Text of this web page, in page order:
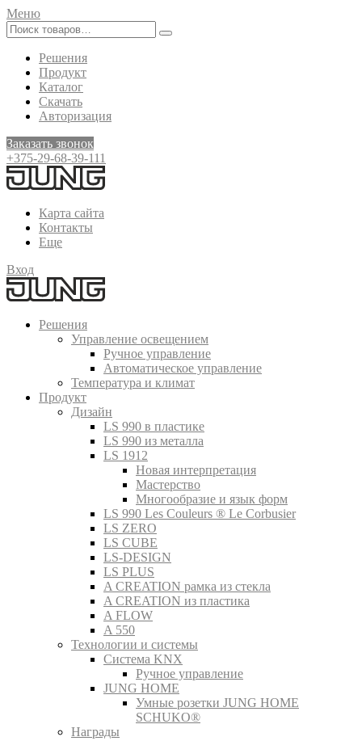
Меню
Решения
Продукт
Каталог
Скачать
Авторизация
Заказать звонок
+375-29-68-39-111
Карта сайта
Контакты
Еще
Вход
Решения
Управление освещением
Ручное управление
Автоматическое управление
Температура и климат
Продукт
Дизайн
LS 990 в пластике
LS 990 из металла
LS 1912
Новая интерпретация
Мастерство
Многообразие и язык форм
LS 990 Les Couleurs ® Le Corbusier
LS ZERO
LS CUBE
LS-DESIGN
LS PLUS
A CREATION рамка из стекла
A CREATION из пластика
A FLOW
A 550
Технологии и системы
Система KNX
Ручное управление
JUNG HOME
Умные розетки JUNG HOME
SCHUKO®
Награды